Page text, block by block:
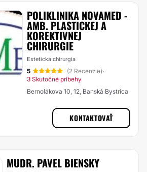
POLIKLINIKA NOVAMED -
AMB. PLASTICKEJ A
KOREKTIVNEJ
CHIRURGIE
Estetická chirurgia
5 (2 Recenzie)·
3 Skutočné príbehy
Bernolákova 10, 12, Banská Bystrica
KONTAKTOVAŤ
MUDR. PAVEL BIENSKY